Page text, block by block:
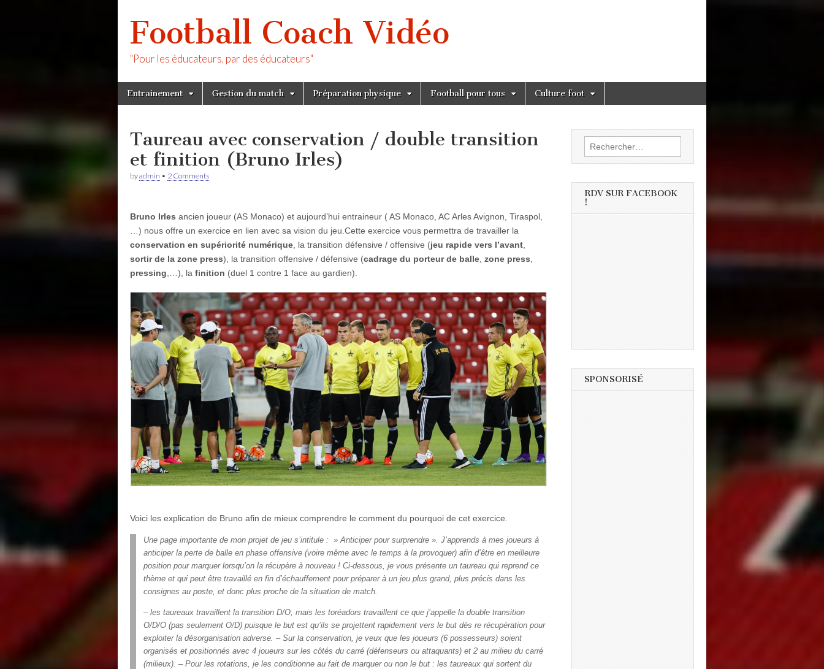
Football Coach Vidéo
"Pour les éducateurs, par des éducateurs"
Main
menu
Skip
Entrainement Gestion du match Préparation physique Football pour tous Culture foot
Taureau avec conservation / double transition
et finition (Bruno Irles)
byadmin • 2 Comments
Bruno Irles ancien joueur (AS Monaco) et aujourd’hui entraineur ( AS Monaco, AC Arles Avignon, Tiraspol,
…) nous offre un exercice en lien avec sa vision du jeu.Cette exercice vous permettra de travailler la
conservation en supériorité numérique , la transition défensive / offensive (jeu rapide vers l’avant
sortir de la zone press), la transition offensive / défensive (cadrage du porteur de balle zone press
pressing ,…), la finition (duel 1 contre 1 face au gardien).
Voici les explication de Bruno afin de mieux comprendre le comment du pourquoi de cet exercice.
Une page importante de mon projet de jeu s’intitule : » Anticiper pour surprendre ». J’apprends à mes joueurs à
anticiper la perte de balle en phase offensive (voire même avec le temps à la provoquer) afin d’être en meilleure
position pour marquer lorsqu’on la récupère à nouveau ! Ci-dessous, je vous présente un taureau qui reprend ce
thème et qui peut être travaillé en fin d’échauffement pour préparer à un jeu plus grand, plus précis dans les
consignes au poste, et donc plus proche de la situation de match.
– les taureaux travaillent la transition D/O, mais les toréadors travaillent ce que j’appelle la double transition
O/D/O (pas seulement O/D) puisque le but est qu’ils se projettent rapidement vers le but dès re récupération pour
exploiter la désorganisation adverse. – Sur la conservation, je veux que les joueurs (6 possesseurs) soient
organisés et positionnés avec 4 joueurs sur les côtés du carré (défenseurs ou attaquants) et 2 au milieu du carré
(milieux). – Pour les rotations, je les conditionne au fait de marquer ou non le but : les taureaux qui sortent du
Rechercher :
RDV SUR FACEBOOK
!
SPONSORISÉ